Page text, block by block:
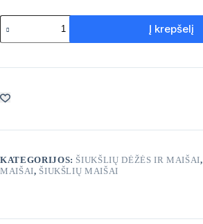
produkto
kiekis:
Šiukšlių
geltoni
50
Į krepšelį
KATEGORIJOS: ŠIUKŠLIŲ DĖŽĖS IR MAIŠAI,
MAIŠAI, ŠIUKŠLIŲ MAIŠAI